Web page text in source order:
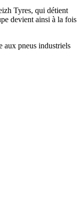
Tyres, qui détient
devient ainsi à la fois
aux pneus industriels